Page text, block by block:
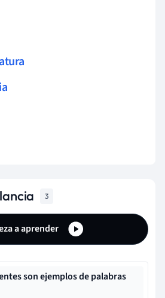
3
a aprender
son ejemplos de palabras